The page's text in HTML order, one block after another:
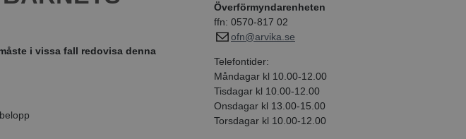
i vissa fall redovisa denna
Överförmyndarenheten
ffn: 0570-817 02
ofn@arvika.se
Telefontider:
Måndagar kl 10.00-12.00
Tisdagar kl 10.00-12.00
Onsdagar kl 13.00-15.00
Torsdagar kl 10.00-12.00